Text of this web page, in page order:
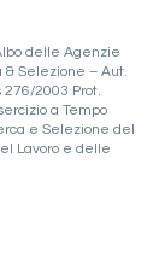
delle Agenzie
& Selezione – Aut.
276/2003 Prot.
a Tempo
e Selezione del
Lavoro e delle